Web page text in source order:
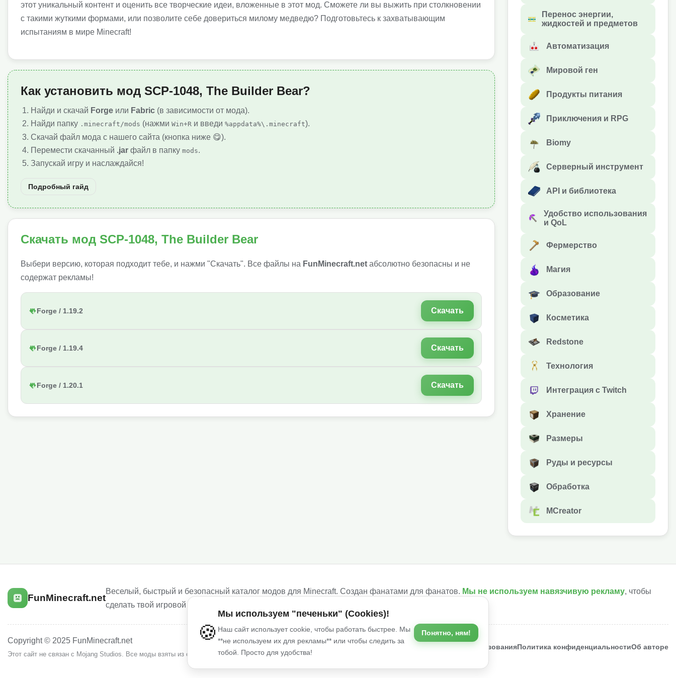
этот уникальный контент и оценить все творческие идеи, вложенные в этот мод. Сможете ли вы выжить при столкновении
с такими жуткими формами, или позволите себе довериться милому медведю? Подготовьтесь к захватывающим
испытаниям в мире Minecraft!
Как установить мод SCP-1048, The Builder Bear?
Найди и скачай Forge или Fabric (в зависимости от мода).
Найди папку .minecraft/mods (нажми Win+R и введи %appdata%\.minecraft).
Скачай файл мода с нашего сайта (кнопка ниже 😋).
Перемести скачанный .jar файл в папку mods.
Запускай игру и наслаждайся!
Подробный гайд
Скачать мод SCP-1048, The Builder Bear
Выбери версию, которая подходит тебе, и нажми "Скачать". Все файлы на FunMinecraft.net абсолютно безопасны и не
содержат рекламы!
Forge / 1.19.2 Скачать
Forge / 1.19.4 Скачать
Forge / 1.20.1 Скачать
Перенос энергии,
жидкостей и предметов
Автоматизация
Мировой ген
Продукты питания
Приключения и RPG
Biomy
Серверный инструмент
API и библиотека
Удобство использования
и QoL
Фермерство
Магия
Образование
Косметика
Redstone
Технология
Интеграция с Twitch
Хранение
Размеры
Руды и ресурсы
Обработка
MCreator
FunMinecraft.net
Веселый, быстрый и безопасный каталог модов для Minecraft. Создан фанатами для фанатов. Мы не используем навязчивую рекламу, чтобы
сделать твой игровой опыт лучше!
Copyright © 2025 FunMinecraft.net
Этот сайт не связан с Mojang Studios. Все моды взяты из открытых источников и принадлежат их авторам.
Условия использованияПолитика конфиденциальностиОб авторе
🍪
Мы используем "печеньки" (Cookies)!
Наш сайт использует cookie, чтобы работать быстрее. Мы
**не используем их для рекламы** или чтобы следить за
тобой. Просто для удобства!
Понятно, ням!